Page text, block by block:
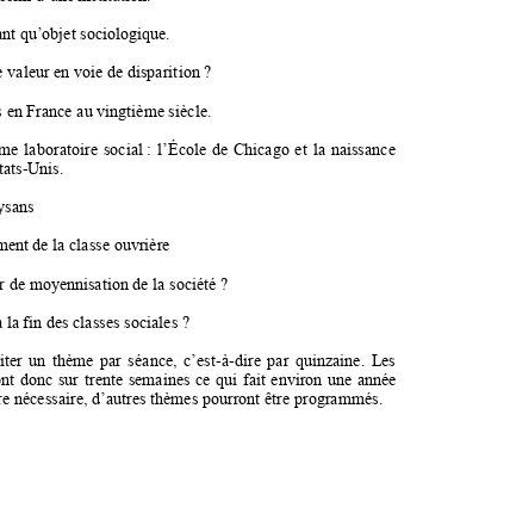
qu’objet sociologique.
valeur en voie de disparition ?
en France au vingtième siècle.
laboratoire social : l’École de Chicago et la naissance
Unis.
ans
de la classe ouvrière
de moyennisation de la société ?
la fin des classes sociales ?
un thème par séance, c’est-à-dire par quinzaine.
Les
donc sur trente semaines ce qui fait environ une année
nécessaire, d’autres thèmes pourront être programmés.